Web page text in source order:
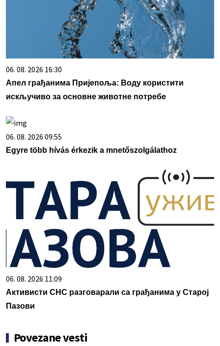
06. 08. 2026 16:30
Апел грађанима Пријепоља: Воду користити
искључиво за основне животне потребе
06. 08. 2026 09:55
Egyre több hívás érkezik a mnetőszolgálathoz
06. 08. 2026 11:09
Активисти СНС разговарали са грађанима у Старој
Пазови
Povezane vesti